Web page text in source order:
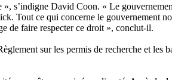
s’indigne David Coon. « Le
Tout ce qui concerne le gouvernement
de faire respecter ce droit », conclut-il.
sur les permis de recherche et les